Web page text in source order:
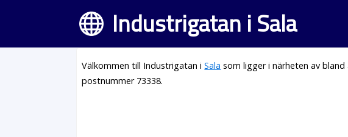
Industrigatan i Sala
Välkommen till Industrigatan iSala som ligger i närheten av
postnummer 73338.